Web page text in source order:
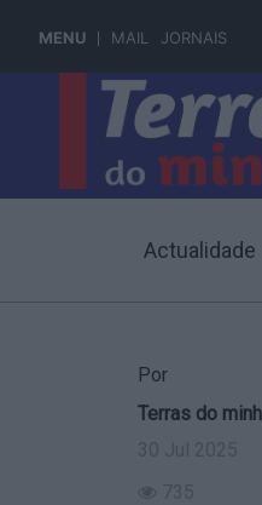
MENU MAIL JORNAIS
Actualidade
Por
Terras do